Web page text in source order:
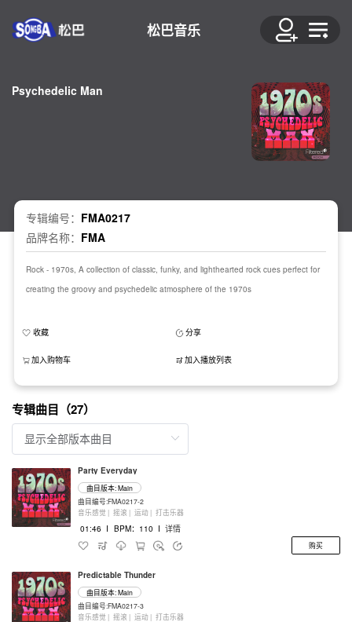
松巴音乐
Psychedelic Man
专辑编号： FMA0217
品牌名称： FMA
Rock - 1970s, A collection of classic, funky, and lighthearted rock cues perfect for
creating the groovy and psychedelic atmosphere of the 1970s
收藏 分享
加入购物车 加入播放列表
专辑曲目（27）
Party Everyday
曲目版本: Main
曲目编号:FMA0217-2
音乐感觉 | 摇滚 | 运动 | 打击乐器
01:46 I BPM：110 I 详情
购买
Predictable Thunder
曲目版本: Main
曲目编号:FMA0217-3
音乐感觉 | 摇滚 | 运动 | 打击乐器